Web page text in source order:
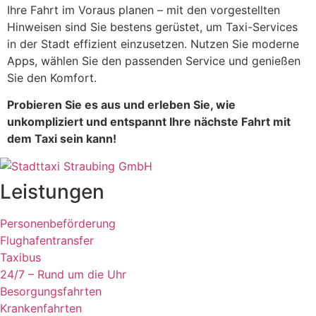
Ihre Fahrt im Voraus planen – mit den vorgestellten
Hinweisen sind Sie bestens gerüstet, um Taxi-Services
in der Stadt effizient einzusetzen. Nutzen Sie moderne
Apps, wählen Sie den passenden Service und genießen
Sie den Komfort.
Probieren Sie es aus und erleben Sie, wie
unkompliziert und entspannt Ihre nächste Fahrt mit
dem Taxi sein kann!
Leistungen
Personenbeförderung
Flughafentransfer
Taxibus
24/7 – Rund um die Uhr
Besorgungsfahrten
Krankenfahrten